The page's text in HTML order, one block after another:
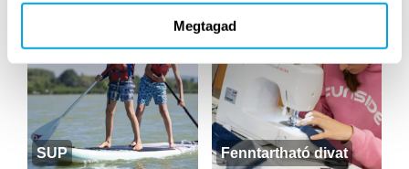
Megtagad
SUP Fenntartható divat